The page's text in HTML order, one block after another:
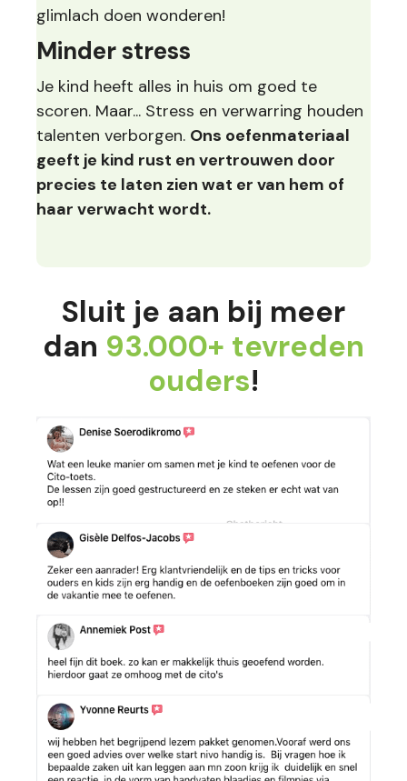
glimlach doen wonderen!
Minder stress
Je kind heeft alles in huis om goed te
scoren. Maar... Stress en verwarring houden
talenten verborgen. Ons oefenmateriaal
geeft je kind rust en vertrouwen door
precies te laten zien wat er van hem of
haar verwacht wordt.
Sluit je aan bij meer
dan 93.000+ tevreden
ouders!